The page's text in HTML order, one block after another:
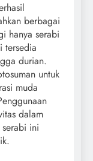
berbagai
hanya serabi
tersedia
durian.
untuk
muda
dalam
ini